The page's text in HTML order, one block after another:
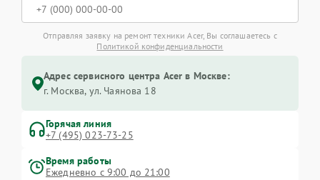
Отправляя заявку на ремонт техники Acer, Вы соглашаетесь с
Политикой конфиденциальности
Адрес сервисного центра Acer в Москве:
г. Москва, ул. Чаянова 18
Горячая линия
+7 (495) 023-73-25
Время работы
Ежедневно с 9:00 до 21:00